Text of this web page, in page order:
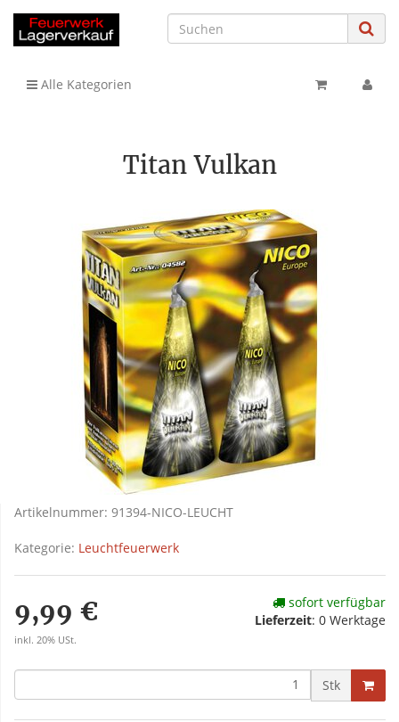
Alle Kategorien
Titan Vulkan
Artikelnummer: 91394-NICO-LEUCHT
Kategorie: Leuchtfeuerwerk
9,99 €
inkl. 20% USt.
sofort verfügbar
Lieferzeit: 0 Werktage
Stk